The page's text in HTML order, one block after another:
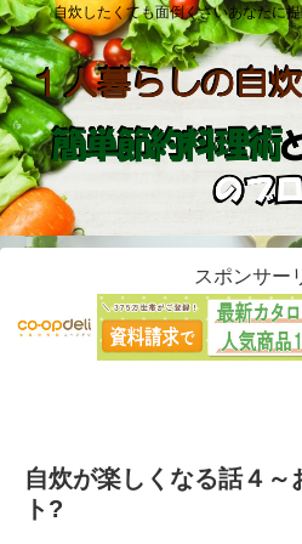
自炊したくても面倒くさいあなたに
スポンサー
自炊が楽しくなる話４～
ト?